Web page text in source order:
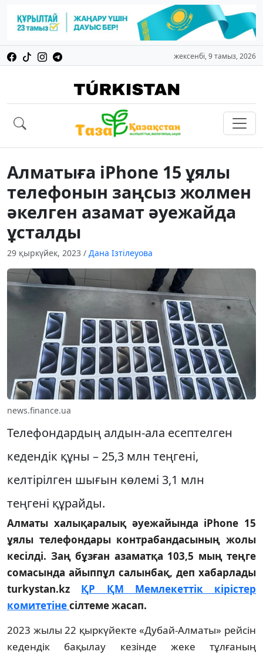
жексенбі, 9 тамыз, 2026
Алматыға iPhone 15 ұялы
телефонын заңсыз жолмен
әкелген азамат әуежайда
ұсталды
29 қыркүйек, 2023 / Дана Ізтілеуова
news.finance.ua
Телефондардың алдын-ала есептелген
кедендік құны – 25,3 млн теңгені,
келтірілген шығын көлемі 3,1 млн
теңгені құрайды.
Алматы халықаралық әуежайында iPhone 15
ұялы телефондары контрабандасының жолы
кесілді. Заң бұзған азаматқа 103,5 мың теңге
сомасында айыппұл салынбақ, деп хабарлады
turkystan.kz ҚР ҚМ Мемлекеттік кірістер
комитетінесілтеме жасап.
2023 жылы 22 қыркүйекте «Дубай-Алматы» рейсін
кедендік бақылау кезінде жеке тұлғаның